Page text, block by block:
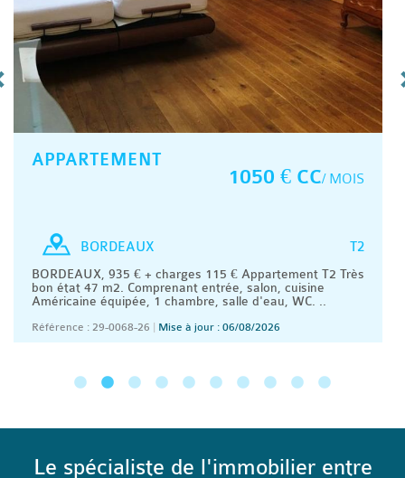
APPARTEMENT
1050 € CC/ MOIS
T2
BORDEAUX
BORDEAUX, 935 € + charges 115 € Appartement T2 Très
bon état 47 m2. Comprenant entrée, salon, cuisine
Américaine équipée, 1 chambre, salle d'eau, WC. ..
Référence : 29-0068-26 Mise à jour : 06/08/2026
Le spécialiste de l'immobilier entre